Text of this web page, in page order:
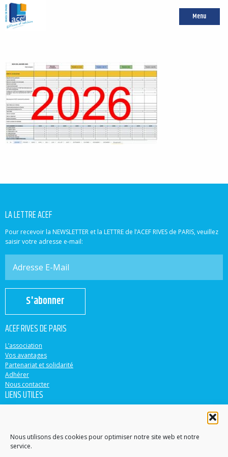
Nous utilisons des cookies pour optimiser notre site web et notre
service.
Menu
LA LETTRE ACEF
Pour recevoir la NEWSLETTER et la LETTRE de l’ACEF RIVES de PARIS, veuillez
saisir votre adresse e-mail:
S'abonner
ACEF RIVES DE PARIS
L’association
Vos avantages
Partenariat et solidarité
Adhérer
Nous contacter
LIENS UTILES